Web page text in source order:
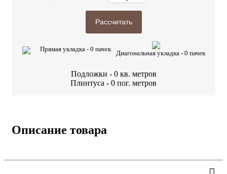
Рассчитать
Прямая укладка - 0 пачек
Диагональная укладка - 0 пачек
Подложки - 0 кв. метров
Плинтуса - 0 пог. метров
Описание товара